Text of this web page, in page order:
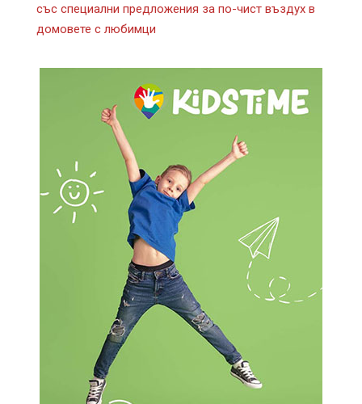
със специални предложения за по-чист въздух в
домовете с любимци